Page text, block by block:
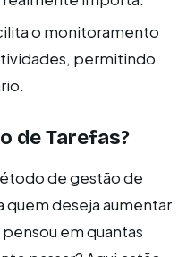
o monitoramento
permitindo
de Tarefas?
de gestão de
quem deseja aumentar
em quantas